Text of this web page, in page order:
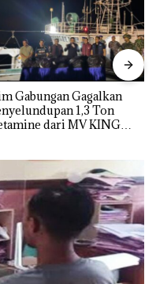
Gabungan Gagalkan
1,3 Ton
dari MV KING